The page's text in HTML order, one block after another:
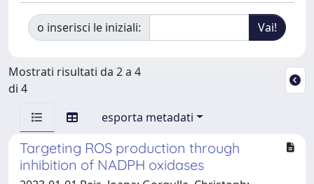
o inserisci le iniziali:
Mostrati risultati da 2 a 4
di 4
esporta metadati
Targeting ROS production through
inhibition of NADPH oxidases